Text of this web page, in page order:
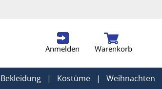
Anmelden Warenkorb
Bekleidung | Kostüme | Weihnachten